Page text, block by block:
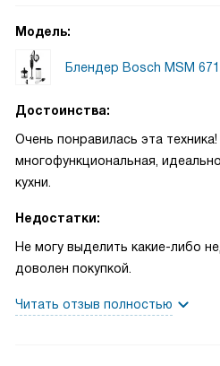
Модель:
Блендер Bosch MSM
Достоинства:
Очень понравилась эта
многофункциональная,
кухни.
Недостатки:
Не могу выделить какие-либо
доволен покупкой.
Читать отзыв полностью